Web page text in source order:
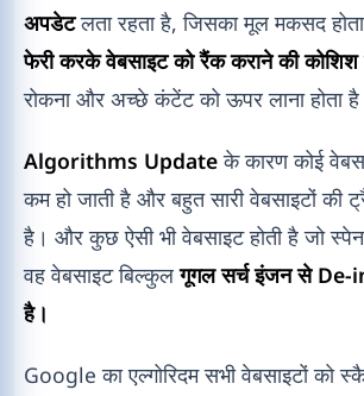
अपडेटलता रहता है, जिसका मूल मकसद
फेरी करके वेबसाइट को रैंक कराने की कोशिश
रोकना और अच्छे कंटेंट को ऊपर लाना होता
Algorithms Updateके कारण कोई
कम हो जाती है और बहुत सारी वेबसाइटों की
है। और कुछ ऐसी भी वेबसाइट होती है जो स्पेन
वह वेबसाइट बिल्कुलगूगल सर्च इंजन से De-
है।
Google का एल्गोरिदम सभी वेबसाइटों को